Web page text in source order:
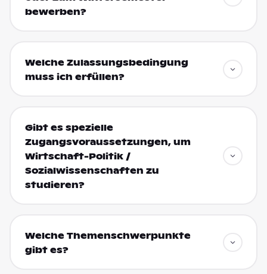
bewerben?
Welche Zulassungsbedingung
muss ich erfüllen?
Gibt es spezielle
Zugangsvoraussetzungen, um
Wirtschaft-Politik /
Sozialwissenschaften zu
studieren?
Welche Themenschwerpunkte
gibt es?